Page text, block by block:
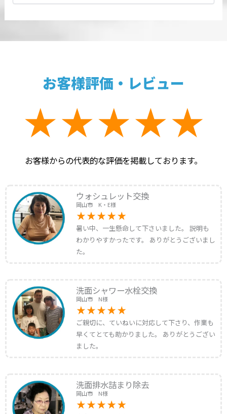
お客様評価・レビュー
お客様からの代表的な評価を掲載しております。
ウォシュレット交換
岡山市 K・E様
暑い中、一生懸命して下さいました。 説明も
わかりやすかったです。 ありがとうございまし
た。
洗面シャワー水栓交換
岡山市 N様
ご親切に、ていねいに対応して下さり、作業も
早くてとても助かりました。 ありがとうござい
ました。
洗面排水詰まり除去
岡山市 N様